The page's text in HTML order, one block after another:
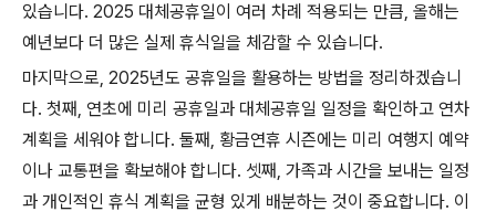
있습니다. 2025 대체공휴일이 여러 차례 적용되는 만큼, 올해는
예년보다 더 많은 실제 휴식일을 체감할 수 있습니다.
마지막으로, 2025년도 공휴일을 활용하는 방법을 정리하겠습니
다. 첫째, 연초에 미리 공휴일과 대체공휴일 일정을 확인하고 연차
계획을 세워야 합니다. 둘째, 황금연휴 시즌에는 미리 여행지 예약
이나 교통편을 확보해야 합니다. 셋째, 가족과 시간을 보내는 일정
과 개인적인 휴식 계획을 균형 있게 배분하는 것이 중요합니다. 이